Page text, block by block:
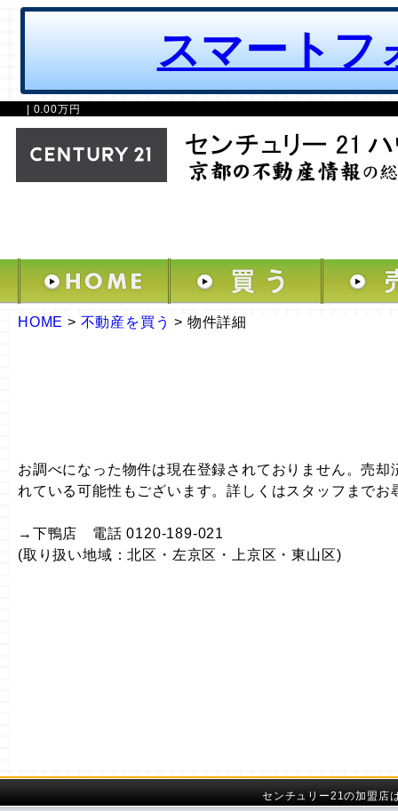
スマートフ
| 0.00万円
HOME > 不動産を買う > 物件詳細
お調べになった物件は現在登録されておりません。売
れている可能性もございます。詳しくはスタッフまでお
→下鴨店 電話 0120-189-021
(取り扱い地域：北区・左京区・上京区・東山区)
センチュリー21の加盟店